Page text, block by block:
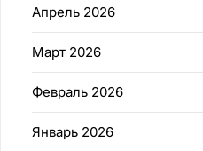
Апрель 2026
Март 2026
Февраль 2026
Январь 2026